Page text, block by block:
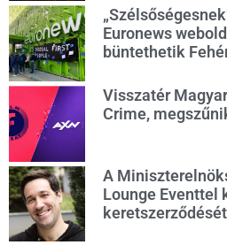
Euronews
büntethetik
Visszatér
Crime,
A
Lounge Eventtel
keretszerződését